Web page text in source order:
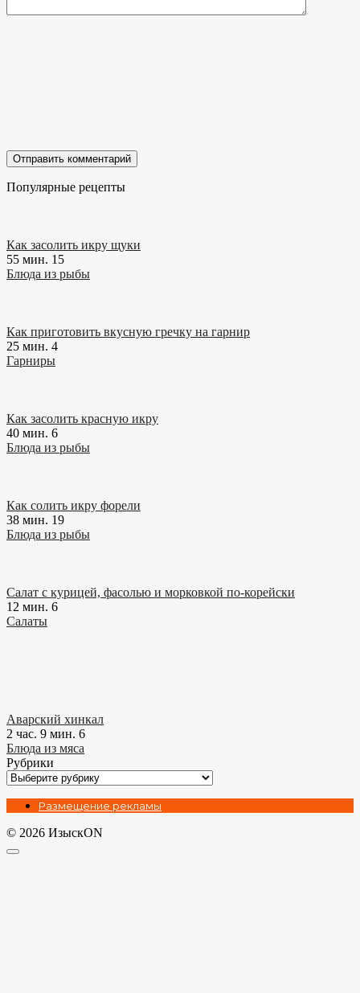
Популярные рецепты
Как засолить икру щуки
55 мин. 15
Блюда из рыбы
Как приготовить вкусную гречку на гарнир
25 мин. 4
Гарниры
Как засолить красную икру
40 мин. 6
Блюда из рыбы
Как солить икру форели
38 мин. 19
Блюда из рыбы
Салат с курицей, фасолью и морковкой по-корейски
12 мин. 6
Салаты
Аварский хинкал
2 час. 9 мин. 6
Блюда из мяса
Рубрики
Рубрики
Размещение рекламы
© 2026 ИзыскON